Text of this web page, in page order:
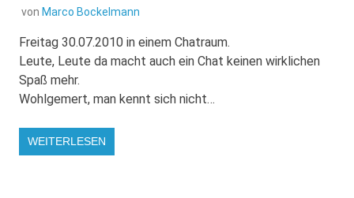
von Marco Bockelmann
Freitag 30.07.2010 in einem Chatraum.
Leute, Leute da macht auch ein Chat keinen wirklichen
Spaß mehr.
Wohlgemert, man kennt sich nicht…
WEITERLESEN